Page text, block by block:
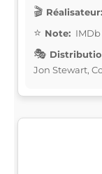
Réalisateur:
Note: IMDb
Jon Stewart,